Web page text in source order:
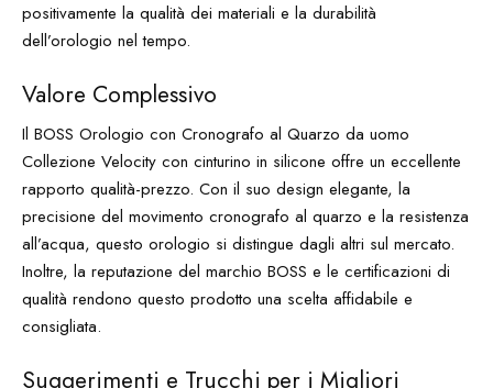
positivamente la qualità dei materiali e la durabilità
dell’orologio nel tempo.
Valore Complessivo
Il BOSS Orologio con Cronografo al Quarzo da uomo
Collezione Velocity con cinturino in silicone offre un eccellente
rapporto qualità-prezzo. Con il suo design elegante, la
precisione del movimento cronografo al quarzo e la resistenza
all’acqua, questo orologio si distingue dagli altri sul mercato.
Inoltre, la reputazione del marchio BOSS e le certificazioni di
qualità rendono questo prodotto una scelta affidabile e
consigliata.
Suggerimenti e Trucchi per i Migliori